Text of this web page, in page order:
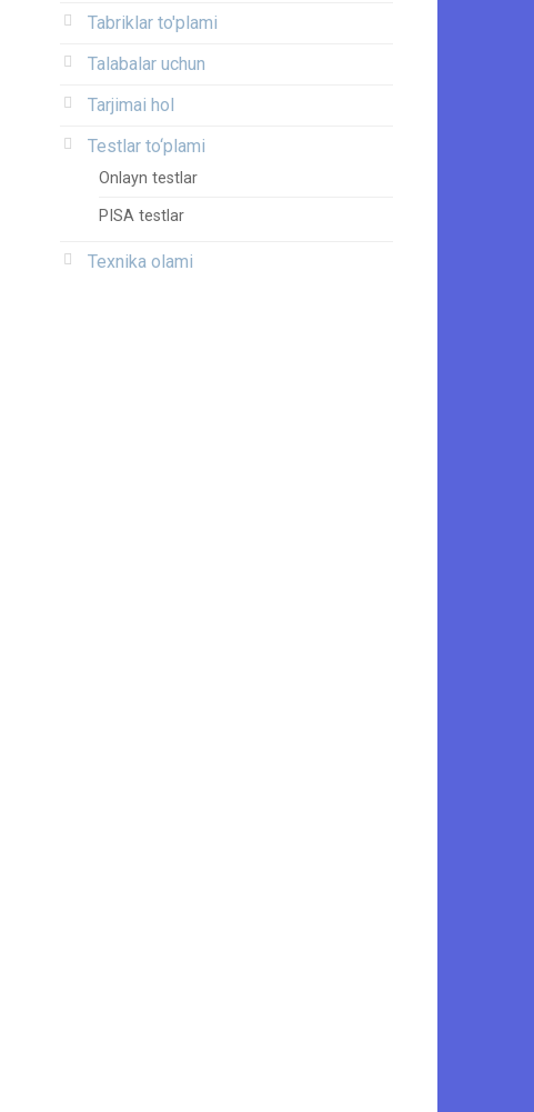
Tabriklar to'plami
Talabalar uchun
Tarjimai hol
Testlar to‘plami
Onlayn testlar
PISA testlar
Texnika olami